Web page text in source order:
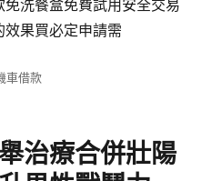
免洗餐盒免費試用安全交易
效果買必定申請需
車借款
治療合併壯陽